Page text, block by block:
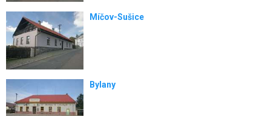
Míčov-Sušice
Bylany